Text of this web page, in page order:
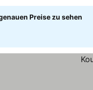
Preise zu sehen